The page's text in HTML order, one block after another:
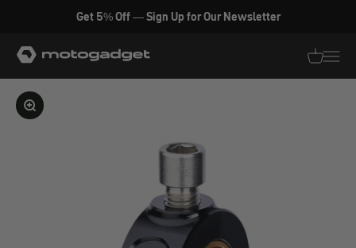
Zum Inhalt springen
Get 5% Off — Sign Up for Our Newsletter
motogadget GmbH
Bild vergrößern